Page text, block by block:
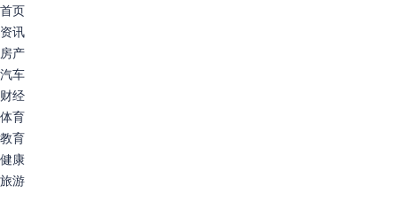
首页
资讯
房产
汽车
财经
体育
教育
健康
旅游